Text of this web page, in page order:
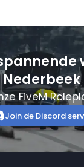
Nederbeek
FiveM
Join de Discord